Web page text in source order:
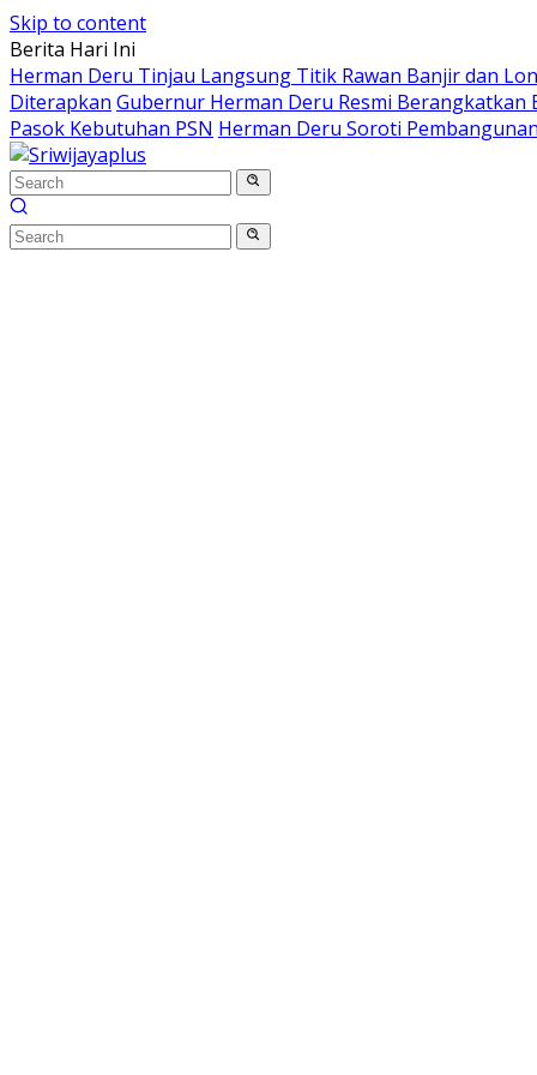
Skip to content
Berita Hari Ini
Herman Deru Tinjau Langsung Titik Rawan Banjir dan
Diterapkan Gubernur Herman Deru Resmi Berangkatkan
Pasok Kebutuhan PSN Herman Deru Soroti